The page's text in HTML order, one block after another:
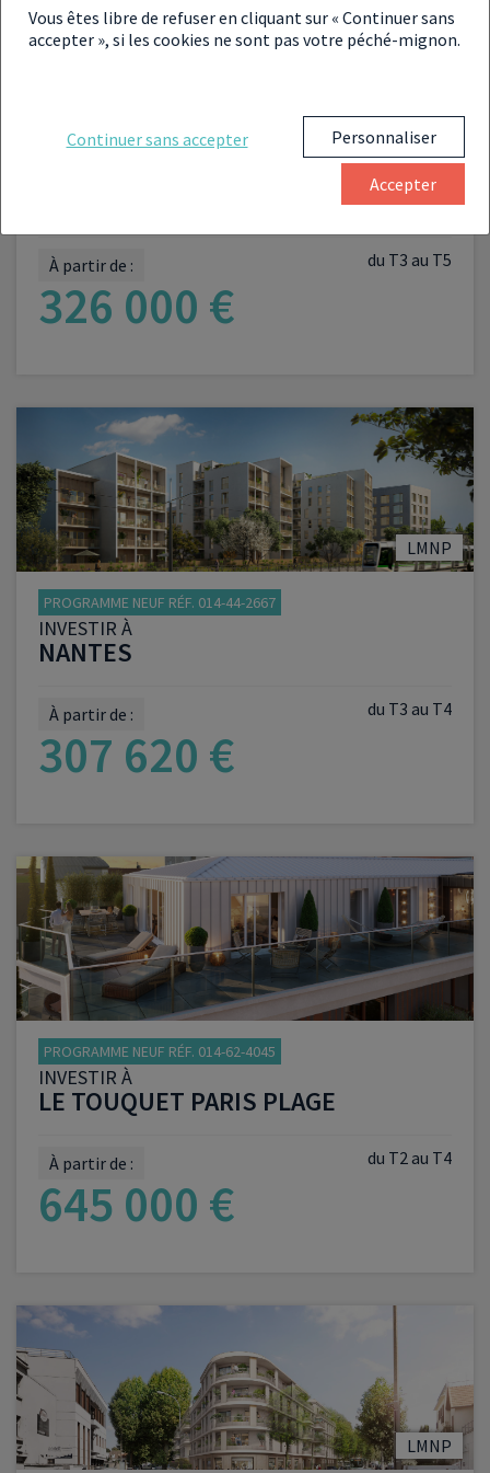
PROGRAMME NEUF RÉF. 025-92-4358
du T3 au T5
À partir de :
326 000 €
VOIR LE PROGRAMME
LMNP
PROGRAMME NEUF RÉF. 014-44-2667
INVESTIR À
NANTES
du T3 au T4
À partir de :
307 620 €
VOIR LE PROGRAMME
PROGRAMME NEUF RÉF. 014-62-4045
INVESTIR À
LE TOUQUET PARIS PLAGE
du T2 au T4
À partir de :
645 000 €
VOIR LE PROGRAMME
LMNP
Vous êtes libre de refuser en cliquant sur « Continuer sans
accepter », si les cookies ne sont pas votre péché-mignon.
Continuer sans accepter Personnaliser
Accepter